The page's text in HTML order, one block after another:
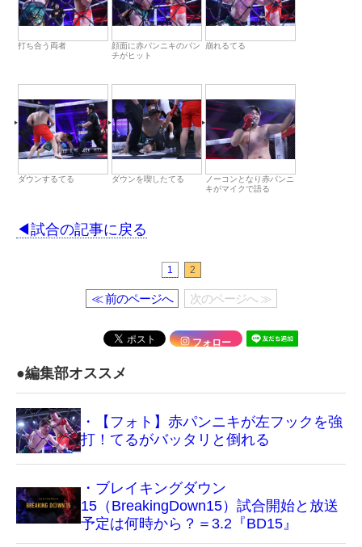
打ち合う両者
顔面に赤パンニキのパン
チがヒット
崩れるてる
ダウンするてる ダウンを喫したてる
ノーコンとなり赤パンニ
キがマイクで語る
◀︎試合の記事に戻る
1 2
≪ 前のページへ 次のページへ ≫
フォロー
●編集部オススメ
・【フォト】赤パンニキが左フックを強
打！てるがバッタリと倒れる
・ブレイキングダウン
15（BreakingDown15）試合開始と放送
予定は何時から？＝3.2『BD15』